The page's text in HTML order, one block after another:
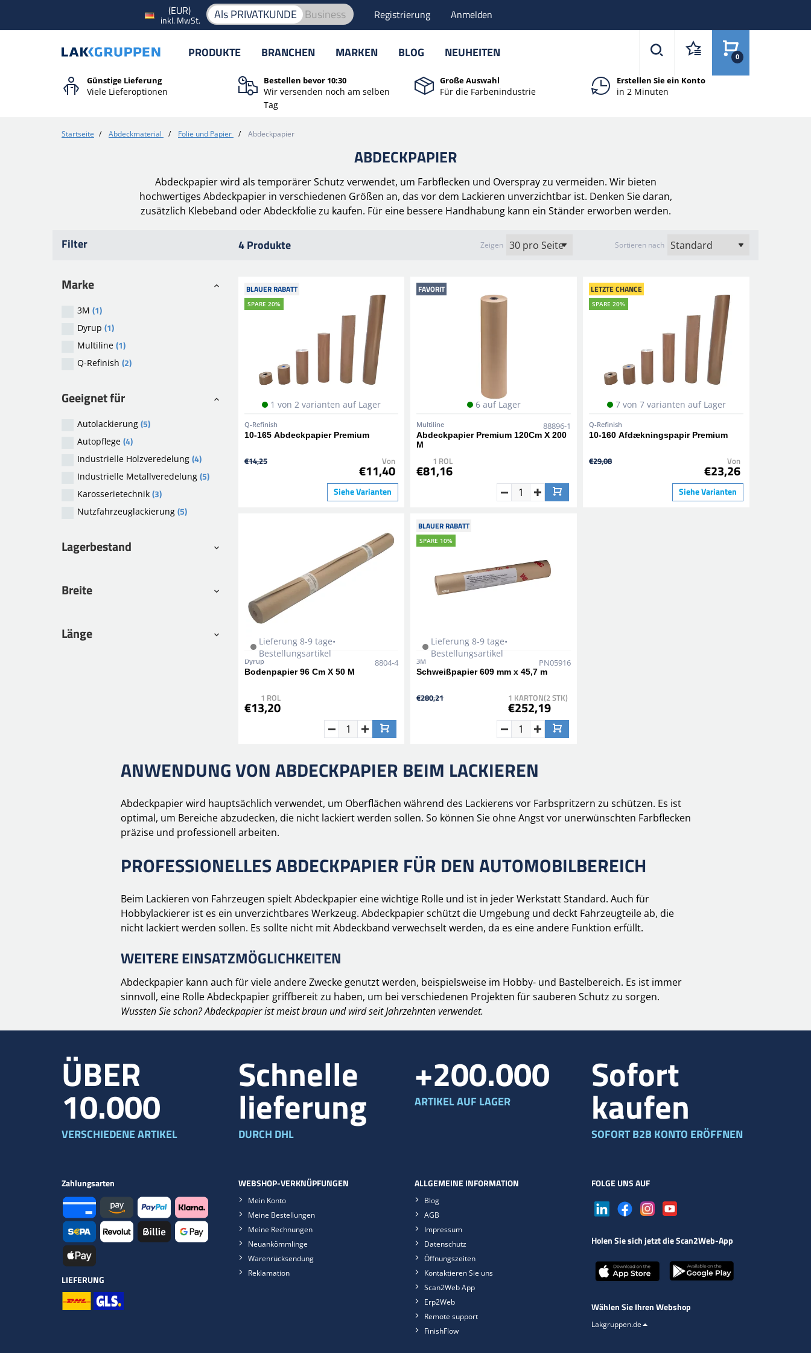
(EUR)
inkl. MwSt. Als PRIVATKUNDE Business Registrierung Anmelden
PRODUKTE BRANCHEN MARKEN BLOG NEUHEITEN 0
Günstige Lieferung
Viele Lieferoptionen
Bestellen bevor 10:30
Wir versenden noch am selben
Tag
Große Auswahl
Für die Farbenindustrie
Erstellen Sie ein Konto
in 2 Minuten
Startseite / Abdeckmaterial / Folie und Papier / Abdeckpapier
ABDECKPAPIER
Abdeckpapier wird als temporärer Schutz verwendet, um Farbflecken und Overspray zu vermeiden. Wir bieten
hochwertiges Abdeckpapier in verschiedenen Größen an, das vor dem Lackieren unverzichtbar ist. Denken Sie daran,
zusätzlich Klebeband oder Abdeckfolie zu kaufen. Für eine bessere Handhabung kann ein Ständer erworben werden.
Filter
Marke
3M (1)
Dyrup (1)
Multiline (1)
Q-Refinish (2)
Geeignet für
Autolackierung (5)
Autopflege (4)
Industrielle Holzveredelung (4)
Industrielle Metallveredelung (5)
Karosserietechnik (3)
Nutzfahrzeuglackierung (5)
Lagerbestand
Breite
Länge
4 Produkte Zeigen Sortieren nach
BLAUER RABATT
SPARE 20%
1 von 2 varianten auf Lager
Q-Refinish
10-165 Abdeckpapier Premium
€14,25 Von
€11,40
Siehe Varianten
FAVORIT
6 auf Lager
Multiline 88896-1
Abdeckpapier Premium 120Cm X 200
M
1 ROL
€81,16
LETZTE CHANCE
SPARE 20%
7 von 7 varianten auf Lager
Q-Refinish
10-160 Afdækningspapir Premium
€29,08 Von
€23,26
Siehe Varianten
Lieferung 8-9 tage•
Bestellungsartikel
Dyrup 8804-4
Bodenpapier 96 Cm X 50 M
1 ROL
€13,20
BLAUER RABATT
SPARE 10%
Lieferung 8-9 tage•
Bestellungsartikel
3M PN05916
Schweißpapier 609 mm x 45,7 m
€280,21 1 KARTON(2 STK)
€252,19
ANWENDUNG VON ABDECKPAPIER BEIM LACKIEREN
Abdeckpapier wird hauptsächlich verwendet, um Oberflächen während des Lackierens vor Farbspritzern zu schützen. Es ist
optimal, um Bereiche abzudecken, die nicht lackiert werden sollen. So können Sie ohne Angst vor unerwünschten Farbflecken
präzise und professionell arbeiten.
PROFESSIONELLES ABDECKPAPIER FÜR DEN AUTOMOBILBEREICH
Beim Lackieren von Fahrzeugen spielt Abdeckpapier eine wichtige Rolle und ist in jeder Werkstatt Standard. Auch für
Hobbylackierer ist es ein unverzichtbares Werkzeug. Abdeckpapier schützt die Umgebung und deckt Fahrzeugteile ab, die
nicht lackiert werden sollen. Es sollte nicht mit Abdeckband verwechselt werden, da es eine andere Funktion erfüllt.
WEITERE EINSATZMÖGLICHKEITEN
Abdeckpapier kann auch für viele andere Zwecke genutzt werden, beispielsweise im Hobby- und Bastelbereich. Es ist immer
sinnvoll, eine Rolle Abdeckpapier griffbereit zu haben, um bei verschiedenen Projekten für sauberen Schutz zu sorgen.
Wussten Sie schon? Abdeckpapier ist meist braun und wird seit Jahrzehnten verwendet.
ÜBER
10.000
VERSCHIEDENE ARTIKEL
Schnelle
lieferung
DURCH DHL
+200.000
ARTIKEL AUF LAGER
Sofort
kaufen
SOFORT B2B KONTO ERÖFFNEN
Zahlungsarten
LIEFERUNG
WEBSHOP-VERKNÜPFUNGEN
Mein Konto
Meine Bestellungen
Meine Rechnungen
Neuankömmlinge
Warenrücksendung
Reklamation
ALLGEMEINE INFORMATION
Blog
AGB
Impressum
Datenschutz
Öffnungszeiten
Kontaktieren Sie uns
Scan2Web App
Erp2Web
Remote support
FinishFlow
FOLGE UNS AUF
Holen Sie sich jetzt die Scan2Web-App
Wählen Sie Ihren Webshop
Lakgruppen.de